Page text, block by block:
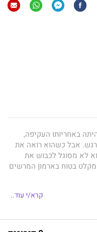
באחריותו העקיפה,
רגש. אבל כשהוא רואה את
לא מסוגל לכבוש את
מקלט בטוח בארמון המרשים
קרא/י עוד..